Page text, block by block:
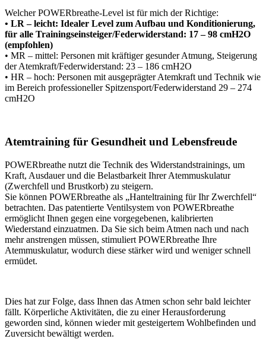
Welcher POWERbreathe-Level ist für mich der Richtige:
• LR – leicht: Idealer Level zum Aufbau und Konditionierung,
für alle Trainingseinsteiger/Federwiderstand: 17 – 98 cmH2O
(empfohlen)
• MR – mittel: Personen mit kräftiger gesunder Atmung, Steigerung
der Atemkraft/Federwiderstand: 23 – 186 cmH2O
• HR – hoch: Personen mit ausgeprägter Atemkraft und Technik wie
im Bereich professioneller Spitzensport/Federwiderstand 29 – 274
cmH2O
Atemtraining für Gesundheit und Lebensfreude
POWERbreathe nutzt die Technik des Widerstandstrainings, um
Kraft, Ausdauer und die Belastbarkeit Ihrer Atemmuskulatur
(Zwerchfell und Brustkorb) zu steigern.
Sie können POWERbreathe als „Hanteltraining für Ihr Zwerchfell“
betrachten. Das patentierte Ventilsystem von POWERbreathe
ermöglicht Ihnen gegen eine vorgegebenen, kalibrierten
Wiederstand einzuatmen. Da Sie sich beim Atmen nach und nach
mehr anstrengen müssen, stimuliert POWERbreathe Ihre
Atemmuskulatur, wodurch diese stärker wird und weniger schnell
ermüdet.
Dies hat zur Folge, dass Ihnen das Atmen schon sehr bald leichter
fällt. Körperliche Aktivitäten, die zu einer Herausforderung
geworden sind, können wieder mit gesteigertem Wohlbefinden und
Zuversicht bewältigt werden.